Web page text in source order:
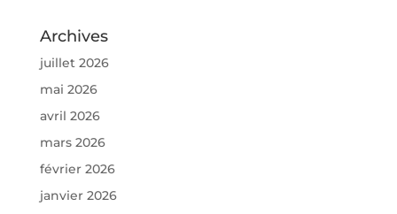
Archives
juillet 2026
mai 2026
avril 2026
mars 2026
février 2026
janvier 2026